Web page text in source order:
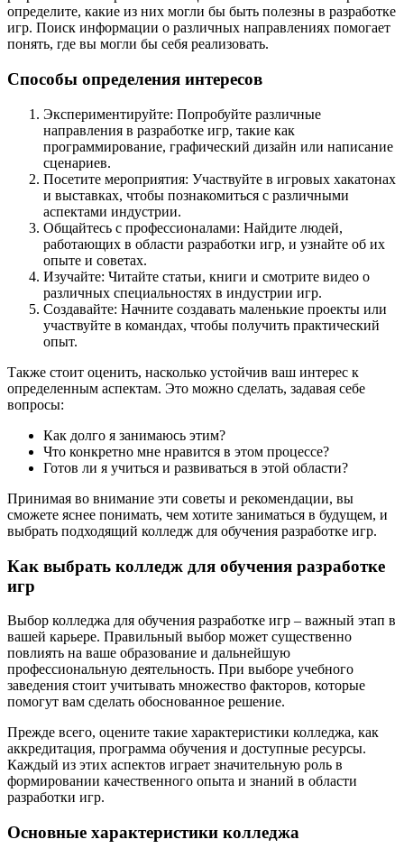
определите, какие из них могли бы быть полезны в разработке
игр. Поиск информации о различных направлениях помогает
понять, где вы могли бы себя реализовать.
Способы определения интересов
Экспериментируйте: Попробуйте различные
направления в разработке игр, такие как
программирование, графический дизайн или написание
сценариев.
Посетите мероприятия: Участвуйте в игровых хакатонах
и выставках, чтобы познакомиться с различными
аспектами индустрии.
Общайтесь с профессионалами: Найдите людей,
работающих в области разработки игр, и узнайте об их
опыте и советах.
Изучайте: Читайте статьи, книги и смотрите видео о
различных специальностях в индустрии игр.
Создавайте: Начните создавать маленькие проекты или
участвуйте в командах, чтобы получить практический
опыт.
Также стоит оценить, насколько устойчив ваш интерес к
определенным аспектам. Это можно сделать, задавая себе
вопросы:
Как долго я занимаюсь этим?
Что конкретно мне нравится в этом процессе?
Готов ли я учиться и развиваться в этой области?
Принимая во внимание эти советы и рекомендации, вы
сможете яснее понимать, чем хотите заниматься в будущем, и
выбрать подходящий колледж для обучения разработке игр.
Как выбрать колледж для обучения разработке
игр
Выбор колледжа для обучения разработке игр – важный этап в
вашей карьере. Правильный выбор может существенно
повлиять на ваше образование и дальнейшую
профессиональную деятельность. При выборе учебного
заведения стоит учитывать множество факторов, которые
помогут вам сделать обоснованное решение.
Прежде всего, оцените такие характеристики колледжа, как
аккредитация, программа обучения и доступные ресурсы.
Каждый из этих аспектов играет значительную роль в
формировании качественного опыта и знаний в области
разработки игр.
Основные характеристики колледжа